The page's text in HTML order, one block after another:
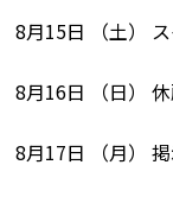
8月15日 （土）
8月16日 （日）
8月17日 （月）